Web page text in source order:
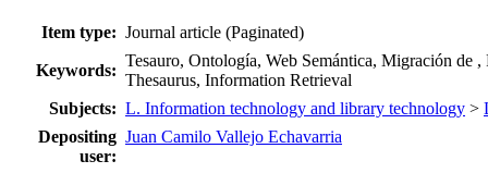
Item type: Journal article (Paginated)
Keywords:
Tesauro, Ontología, Web Semántica, Migración de
Thesaurus, Information Retrieval
Subjects: L. Information technology and library technology >
Depositing
user:
Juan Camilo Vallejo Echavarria